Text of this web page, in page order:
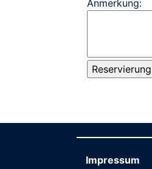
Anmerkung:
Impressum